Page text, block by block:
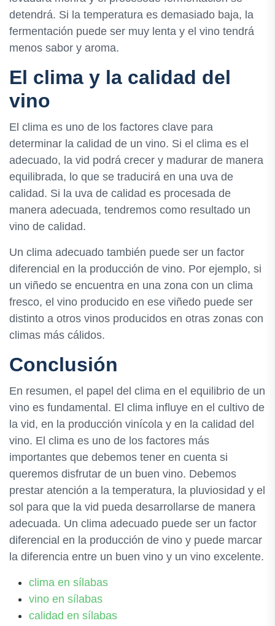
detendrá. Si la temperatura es demasiado baja, la
fermentación puede ser muy lenta y el vino tendrá
menos sabor y aroma.
El clima y la calidad del
vino
El clima es uno de los factores clave para
determinar la calidad de un vino. Si el clima es el
adecuado, la vid podrá crecer y madurar de manera
equilibrada, lo que se traducirá en una uva de
calidad. Si la uva de calidad es procesada de
manera adecuada, tendremos como resultado un
vino de calidad.
Un clima adecuado también puede ser un factor
diferencial en la producción de vino. Por ejemplo, si
un viñedo se encuentra en una zona con un clima
fresco, el vino producido en ese viñedo puede ser
distinto a otros vinos producidos en otras zonas con
climas más cálidos.
Conclusión
En resumen, el papel del clima en el equilibrio de un
vino es fundamental. El clima influye en el cultivo de
la vid, en la producción vinícola y en la calidad del
vino. El clima es uno de los factores más
importantes que debemos tener en cuenta si
queremos disfrutar de un buen vino. Debemos
prestar atención a la temperatura, la pluviosidad y el
sol para que la vid pueda desarrollarse de manera
adecuada. Un clima adecuado puede ser un factor
diferencial en la producción de vino y puede marcar
la diferencia entre un buen vino y un vino excelente.
clima en sílabas
vino en sílabas
calidad en sílabas